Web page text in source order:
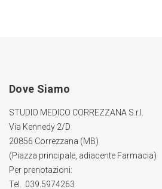
Dove Siamo
STUDIO MEDICO CORREZZANA S.r.l.
Via Kennedy 2/D
20856 Correzzana (MB)
(Piazza principale, adiacente Farmacia)
Per prenotazioni:
Tel. 039.5974263